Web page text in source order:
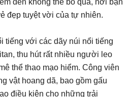
đẹp tuyệt vời của tự nhiên.
tiếng với các dãy núi nổi tiếng
thu hút rất nhiều người leo
thể thao mạo hiểm. Công viên
vật hoang dã, bao gồm gấu
điều kiện cho những trải